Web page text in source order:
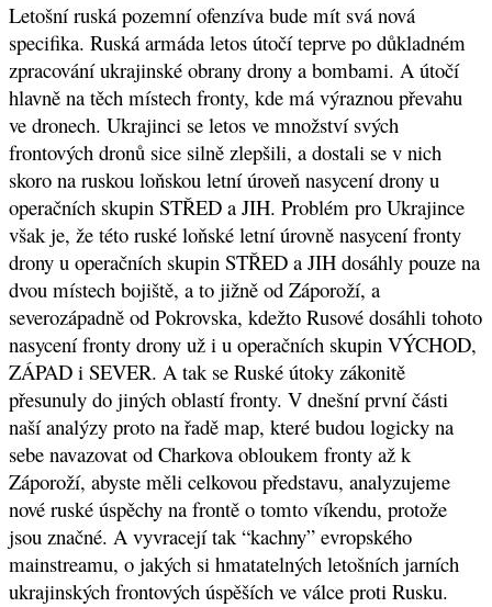
Letošní ruská pozemní ofenzíva bude mít svá nová
specifika. Ruská armáda letos útočí teprve po důkladném
zpracování ukrajinské obrany drony a bombami. A útočí
hlavně na těch místech fronty, kde má výraznou převahu
ve dronech. Ukrajinci se letos ve množství svých
frontových dronů sice silně zlepšili, a dostali se v nich
skoro na ruskou loňskou letní úroveň nasycení drony u
operačních skupin STŘED a JIH. Problém pro Ukrajince
však je, že této ruské loňské letní úrovně nasycení fronty
drony u operačních skupin STŘED a JIH dosáhly pouze na
dvou místech bojiště, a to jižně od Záporoží, a
severozápadně od Pokrovska, kdežto Rusové dosáhli tohoto
nasycení fronty drony už i u operačních skupin VÝCHOD,
ZÁPAD i SEVER. A tak se Ruské útoky zákonitě
přesunuly do jiných oblastí fronty. V dnešní první části
naší analýzy proto na řadě map, které budou logicky na
sebe navazovat od Charkova obloukem fronty až k
Záporoží, abyste měli celkovou představu, analyzujeme
nové ruské úspěchy na frontě o tomto víkendu, protože
jsou značné. A vyvracejí tak “kachny” evropského
mainstreamu, o jakých si hmatatelných letošních jarních
ukrajinských frontových úspěších ve válce proti Rusku.